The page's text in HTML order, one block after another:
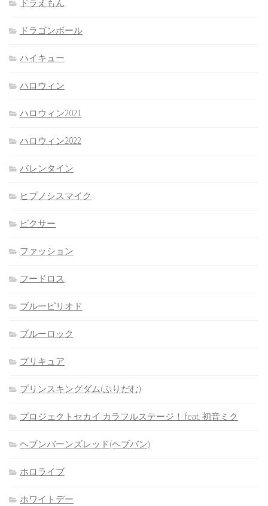
ドラえもん
ドラゴンボール
ハイキュー
ハロウィン
ハロウィン2021
ハロウィン2022
バレンタイン
ヒプノシスマイク
ピクサー
ファッション
フードロス
ブルーピリオド
ブルーロック
プリキュア
プリンスキングダム(ぷりだむ)
プロジェクトセカイ カラフルステージ！ feat. 初音ミク
ヘブンバーンズレッド(ヘブバン)
ホロライブ
ホワイトデー